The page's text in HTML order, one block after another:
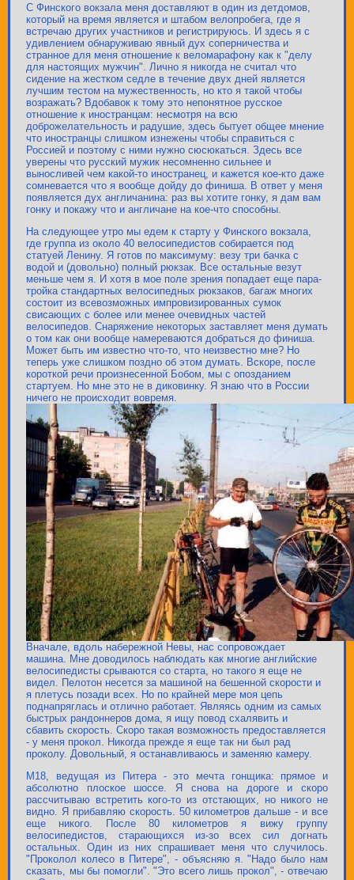
С Финского вокзала меня доставляют в один из детдомов,
который на время является и штабом велопробега, где я
встречаю других участников и регистрируюсь. И здесь я с
удивлением обнаруживаю явный дух соперничества и
странное для меня отношение к веломарафону как к "делу
для настоящих мужчин". Лично я никогда не считал что
сидение на жестком седле в течение двух дней является
лучшим тестом на мужественность, но кто я такой чтобы
возражать? Вдобавок к тому это непонятное русское
отношение к иностранцам: несмотря на всю
доброжелательность и радушие, здесь бытует общее мнение
что иностранцы слишком изнежены чтобы справиться с
Россией и поэтому с ними нужно сюсюкаться. Здесь все
уверены что русский мужик несомненно сильнее и
выносливей чем какой-то иностранец, и кажется кое-кто даже
сомневается что я вообще дойду до финиша. В ответ у меня
появляется дух англичанина: раз вы хотите гонку, я дам вам
гонку и покажу что и англичане на кое-что способны.
На следующее утро мы едем к старту у Финского вокзала,
где группа из около 40 велосипедистов собирается под
статуей Ленину. Я готов по максимуму: везу три бачка с
водой и (довольно) полный рюкзак. Все остальные везут
меньше чем я. И хотя в мое поле зрения попадает еще пара-
тройка стандартных велосипедных рюкзаков, багаж многих
состоит из всевозможных импровизированных сумок
свисающих с более или менее очевидных частей
велосипедов. Снаряжение некоторых заставляет меня думать
о том как они вообще намереваются добраться до финиша.
Может быть им известно что-то, что неизвестно мне? Но
теперь уже слишком поздно об этом думать. Вскоре, после
короткой речи произнесенной Бобом, мы с опозданием
стартуем. Но мне это не в диковинку. Я знаю что в России
ничего не происходит вовремя.
Вначале, вдоль набережной Невы, нас сопровождает
машина. Мне доводилось наблюдать как многие английские
велосипедисты срываются со старта, но такого я еще не
видел. Пелотон несется за машиной на бешенной скорости и
я плетусь позади всех. Но по крайней мере моя цепь
поднапряглась и отлично работает. Являясь одним из самых
быстрых рандоннеров дома, я ищу повод схалявить и
сбавить скорость. Скоро такая возможность предоставляется
- у меня прокол. Никогда прежде я еще так ни был рад
проколу. Довольный, я останавливаюсь и заменяю камеру.
М18, ведущая из Питера - это мечта гонщика: прямое и
абсолютно плоское шоссе. Я снова на дороге и скоро
рассчитываю встретить кого-то из отстающих, но никого не
видно. Я прибавляю скорость. 50 километров дальше - и все
еще никого. После 80 километров я вижу группу
велосипедистов, старающихся из-зо всех сил догнать
остальных. Один из них спрашивает меня что случилось.
"Проколол колесо в Питере", - объясняю я. "Надо было нам
сказать, мы бы помогли". "Это всего лишь прокол", - отвечаю